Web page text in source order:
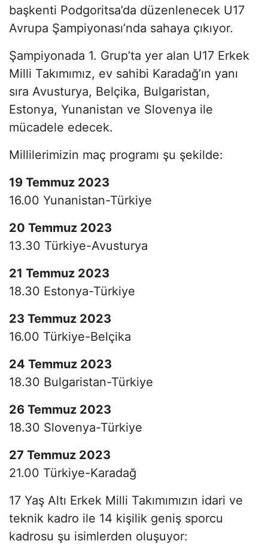
başkenti Podgoritsa’da düzenlenecek U17
Avrupa Şampiyonası’nda sahaya çıkıyor.
Şampiyonada 1. Grup’ta yer alan U17 Erkek
Milli Takımımız, ev sahibi Karadağ’ın yanı
sıra Avusturya, Belçika, Bulgaristan,
Estonya, Yunanistan ve Slovenya ile
mücadele edecek.
Millilerimizin maç programı şu şekilde:
19 Temmuz 2023
16.00 Yunanistan-Türkiye
20 Temmuz 2023
13.30 Türkiye-Avusturya
21 Temmuz 2023
18.30 Estonya-Türkiye
23 Temmuz 2023
16.00 Türkiye-Belçika
24 Temmuz 2023
18.30 Bulgaristan-Türkiye
26 Temmuz 2023
18.30 Slovenya-Türkiye
27 Temmuz 2023
21.00 Türkiye-Karadağ
17 Yaş Altı Erkek Milli Takımımızın idari ve
teknik kadro ile 14 kişilik geniş sporcu
kadrosu şu isimlerden oluşuyor: